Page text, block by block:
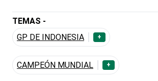
TEMAS -
GP DE INDONESIA
+
CAMPEÓN MUNDIAL +